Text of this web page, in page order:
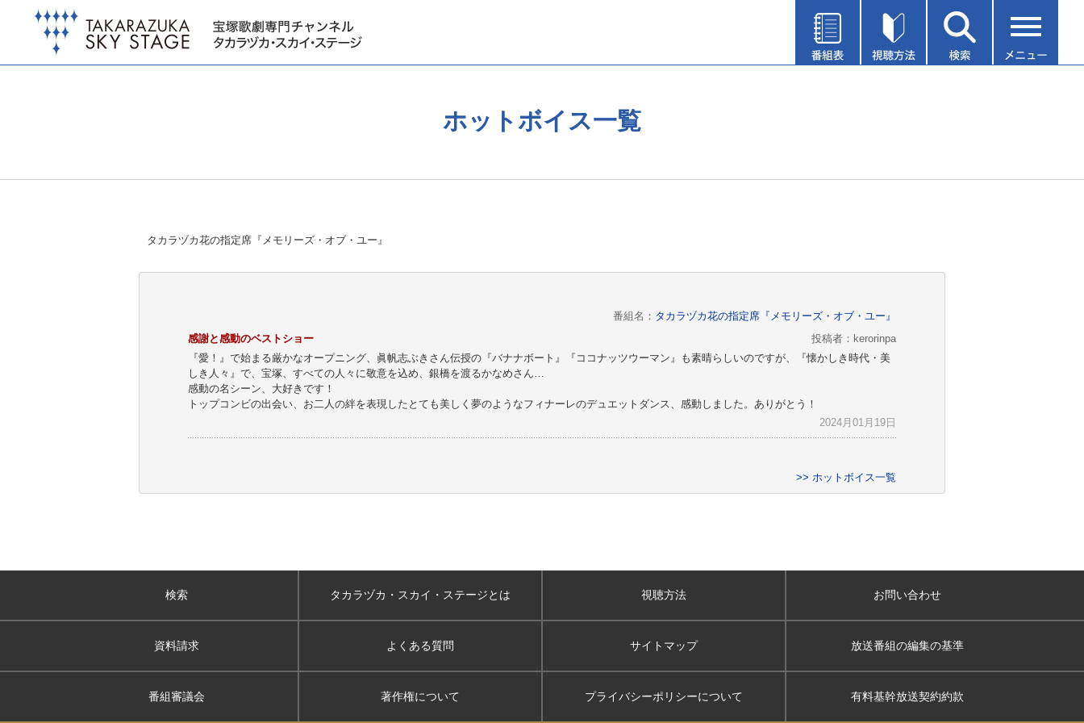
ホットボイス一覧
タカラヅカ花の指定席『メモリーズ・オブ・ユー』
番組名： タカラヅカ花の指定席『メモリーズ・オブ・ユー』
感謝と感動のベストショー
投稿者：kerorinpa
『愛！』で始まる厳かなオープニング、眞帆志ぶきさん伝授の『バナナボート』『ココナッツウーマン』も素晴らしいのですが、『懐かしき時代・美
しき人々』で、宝塚、すべての人々に敬意を込め、銀橋を渡るかなめさん…
感動の名シーン、大好きです！
トップコンビの出会い、お二人の絆を表現したとても美しく夢のようなフィナーレのデュエットダンス、感動しました。ありがとう！
2024月01月19日
>> ホットボイス一覧
検索 タカラヅカ・スカイ ・ステージとは 視聴方法 お問い合わせ
資料請求 よくある質問 サイトマップ 放送番組の編集の基準
番組審議会 著作権について プライバシーポリシーについて 有料基幹放送契約約款